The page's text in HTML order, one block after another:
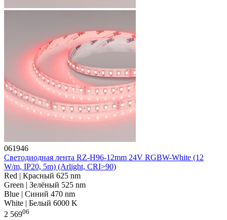
061946
Светодиодная лента RZ-H96-12mm 24V RGBW-White (12
W/m, IP20, 5m) (Arlight, CRI>90)
Red | Красный 625 nm
Green | Зелёный 525 nm
Blue | Синий 470 nm
White | Белый 6000 K
2 56906